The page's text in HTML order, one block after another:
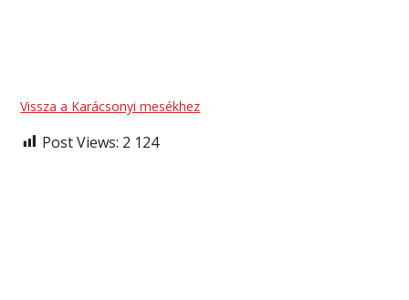
Vissza a Karácsonyi mesékhez
Post Views: 2 124